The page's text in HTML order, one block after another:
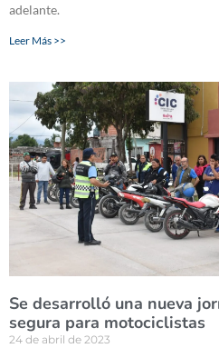
adelante.
Leer Más >>
Se desarrolló una nueva
segura para motociclistas
24 de abril de 2023